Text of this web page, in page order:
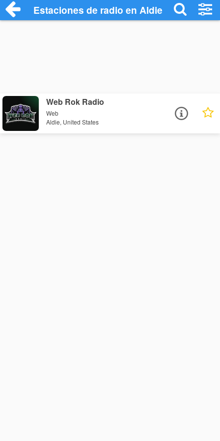
Estaciones de radio en Aldie - Escuchar
Web Rok Radio
Web
Aldie, United States